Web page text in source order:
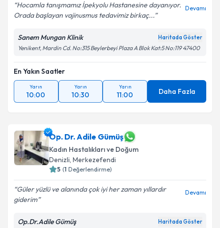
Hocamla tanışmamız İpekyolu Hastanesine dayanıyor.
Orada başlayan vajinusmus tedavimiz birkaç...
Devamı
Sanem Mungan Klinik Haritada Göster
Yenikent, Mardin Cd. No:315 Beylerbeyi Plaza A Blok Kat:5 No:119 47400
En Yakın Saatler
Yarın
10:00
Yarın
10:30
Yarın
11:00 Daha Fazla
Op. Dr. Adile Gümüş
Kadın Hastalıkları ve Doğum
Denizli, Merkezefendi
5 (1 Değerlendirme)
Güler yüzlü ve alanında çok iyi her zaman yıllardır
giderim
Devamı
Op.Dr.Adile Gümüş Haritada Göster